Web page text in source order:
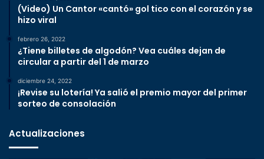
(Video) Un Cantor «cantó» gol tico con el corazón y se
hizo viral
febrero 26, 2022
¿Tiene billetes de algodón? Vea cuáles dejan de
circular a partir del 1 de marzo
diciembre 24, 2022
¡Revise su lotería! Ya salió el premio mayor del primer
sorteo de consolación
Actualizaciones